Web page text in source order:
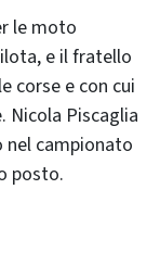
le moto
e ilfratello
corse e con cui
Nicola Piscaglia
campionato
posto.